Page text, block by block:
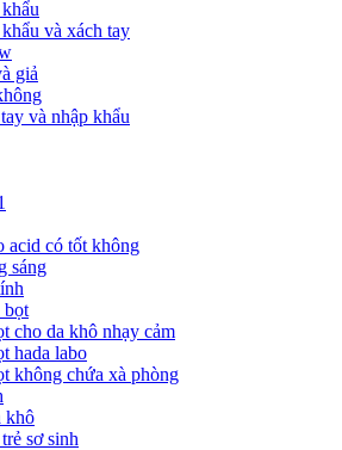
và xách tay
giả
và nhập khẩu
acid có tốt không
sáng
bọt
cho da khô nhạy cảm
hada labo
không chứa xà phòng
khô
sơ sinh